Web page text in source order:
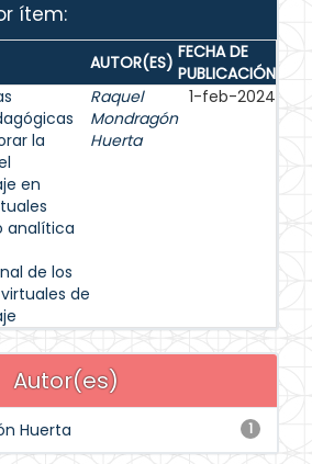
ítem:
AUTOR(ES) FECHA DE
PUBLICACIÓN
la
en
analítica
de los
de
Raquel
Mondragón
Huerta
1-feb-2024
Autor(es)
1
Huerta